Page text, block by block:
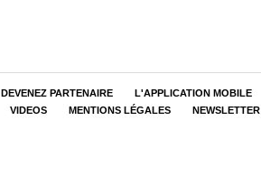
DEVENEZ PARTENAIRE L'APPLICATION MOBILE
VIDEOS
MENTIONS LÉGALES NEWSLETTER